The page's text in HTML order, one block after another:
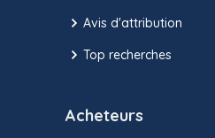
Avis d'attribution
Top recherches
Acheteurs